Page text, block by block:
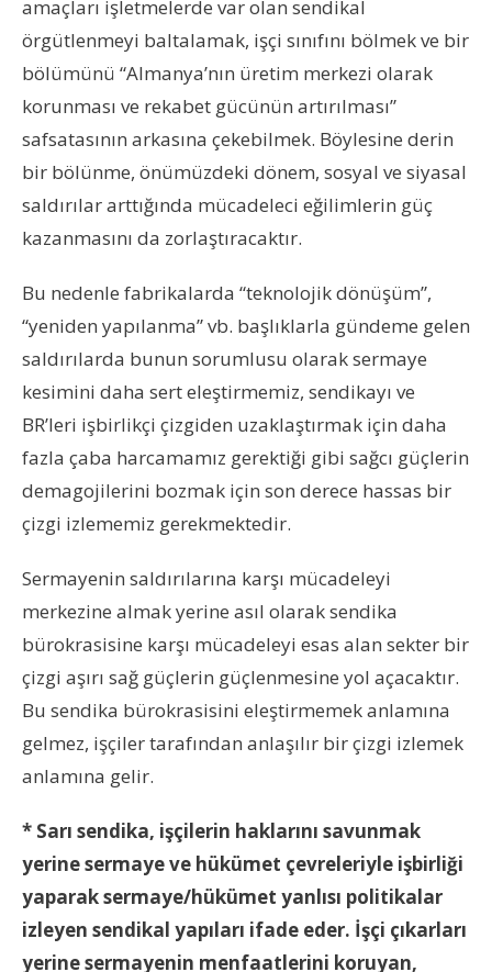
amaçları işletmelerde var olan sendikal
örgütlenmeyi baltalamak, işçi sınıfını bölmek ve bir
bölümünü “Almanya’nın üretim merkezi olarak
korunması ve rekabet gücünün artırılması”
safsatasının arkasına çekebilmek. Böylesine derin
bir bölünme, önümüzdeki dönem, sosyal ve siyasal
saldırılar arttığında mücadeleci eğilimlerin güç
kazanmasını da zorlaştıracaktır.
Bu nedenle fabrikalarda “teknolojik dönüşüm”,
“yeniden yapılanma” vb. başlıklarla gündeme gelen
saldırılarda bunun sorumlusu olarak sermaye
kesimini daha sert eleştirmemiz, sendikayı ve
BR’leri işbirlikçi çizgiden uzaklaştırmak için daha
fazla çaba harcamamız gerektiği gibi sağcı güçlerin
demagojilerini bozmak için son derece hassas bir
çizgi izlememiz gerekmektedir.
Sermayenin saldırılarına karşı mücadeleyi
merkezine almak yerine asıl olarak sendika
bürokrasisine karşı mücadeleyi esas alan sekter bir
çizgi aşırı sağ güçlerin güçlenmesine yol açacaktır.
Bu sendika bürokrasisini eleştirmemek anlamına
gelmez, işçiler tarafından anlaşılır bir çizgi izlemek
anlamına gelir.
* Sarı sendika, işçilerin haklarını savunmak
yerine sermaye ve hükümet çevreleriyle işbirliği
yaparak sermaye/hükümet yanlısı politikalar
izleyen sendikal yapıları ifade eder. İşçi çıkarları
yerine sermayenin menfaatlerini koruyan,